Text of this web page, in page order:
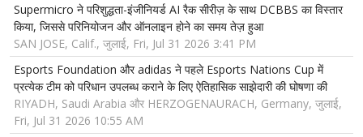
Supermicro ने परिशुद्धता-इंजीनियर्ड AI रैक सीरीज़ के साथ DCBBS का विस्तार
किया, जिससे परिनियोजन और ऑनलाइन होने का समय तेज़ हुआ
SAN JOSE, Calif., जुलाई, Fri, Jul 31 2026 3:41 PM
Esports Foundation और adidas ने पहले Esports Nations Cup में
प्रत्येक टीम को परिधान उपलब्ध कराने के लिए ऐतिहासिक साझेदारी की घोषणा की
RIYADH, Saudi Arabia और HERZOGENAURACH, Germany, जुलाई,
Fri, Jul 31 2026 10:55 AM